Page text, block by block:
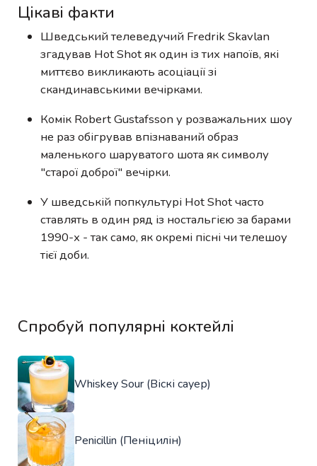
Цікаві факти
Шведський телеведучий Fredrik Skavlan
згадував Hot Shot як один із тих напоїв, які
миттєво викликають асоціації зі
скандинавськими вечірками.
Комік Robert Gustafsson у розважальних шоу
не раз обігрував впізнаваний образ
маленького шаруватого шота як символу
"старої доброї" вечірки.
У шведській попкультурі Hot Shot часто
ставлять в один ряд із ностальгією за барами
1990-х - так само, як окремі пісні чи телешоу
тієї доби.
Спробуй популярні коктейлі
Whiskey Sour (Віскі сауер)
Penicillin (Пеніцилін)